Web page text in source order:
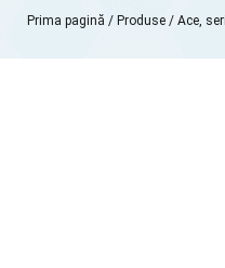
ACE, SERINGI ȘI
CONSUMABILE
Prima pagină / Produse / Ace,